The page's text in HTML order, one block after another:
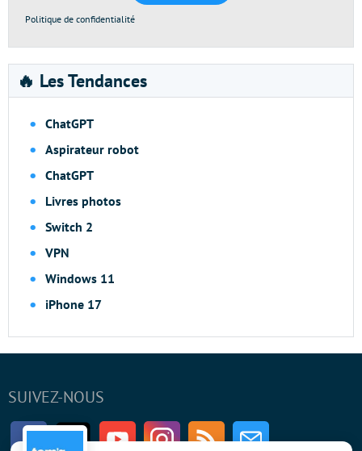
Politique de confidentialité
🔥 Les Tendances
ChatGPT
Aspirateur robot
ChatGPT
Livres photos
Switch 2
VPN
Windows 11
iPhone 17
SUIVEZ-NOUS
FacebookTwitter Youtube InstagramRSS Newsletter